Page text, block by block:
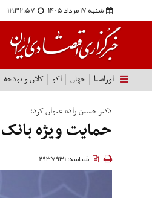
شنبه 17 مرداد 1405 12:32:58
اوراسیا جهان اکو کلان و بودجه
دکتر حسین زاده عنوان کرد؛
حمایت ویژه بانک
شناسه: 2937931